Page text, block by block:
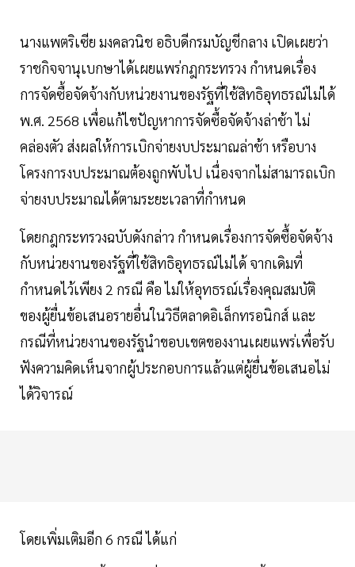
นางแพตริเซีย มงคลวนิช อธิบดีกรมบัญชีกลาง เปิดเผยว่า
ราชกิจจานุเบกษาได้เผยแพร่กฎกระทรวง กำหนดเรื่อง
การจัดซื้อจัดจ้างกับหน่วยงานของรัฐที่ใช้สิทธิอุทธรณ์ไม่ได้
พ.ศ. 2568 เพื่อแก้ไขปัญหาการจัดซื้อจัดจ้างล่าช้า ไม่
คล่องตัว ส่งผลให้การเบิกจ่ายงบประมาณล่าช้า หรือบาง
โครงการงบประมาณต้องถูกพับไป เนื่องจากไม่สามารถเบิก
จ่ายงบประมาณได้ตามระยะเวลาที่กำหนด
โดยกฎกระทรวงฉบับดังกล่าว กำหนดเรื่องการจัดซื้อจัดจ้าง
กับหน่วยงานของรัฐที่ใช้สิทธิอุทธรณ์ไม่ได้ จากเดิมที่
กำหนดไว้เพียง 2 กรณี คือ ไม่ให้อุทธรณ์เรื่องคุณสมบัติ
ของผู้ยื่นข้อเสนอรายอื่นในวิธีตลาดอิเล็กทรอนิกส์ และ
กรณีที่หน่วยงานของรัฐนำขอบเขตของงานเผยแพร่เพื่อรับ
ฟังความคิดเห็นจากผู้ประกอบการแล้วแต่ผู้ยื่นข้อเสนอไม่
ได้วิจารณ์
โดยเพิ่มเติมอีก 6 กรณี ได้แก่